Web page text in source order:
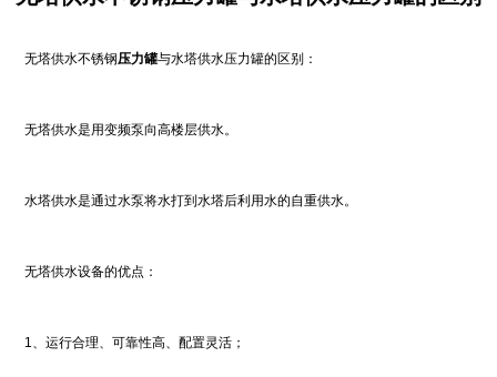
无塔供水不锈钢压力罐与水塔供水压力罐的区别：
无塔供水是用变频泵向高楼层供水。
水塔供水是通过水泵将水打到水塔后利用水的自重供水。
无塔供水设备的优点：
1、运行合理、可靠性高、配置灵活；